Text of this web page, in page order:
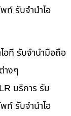
ท์ รับจำนำไอ
อที รับจำนำมือถือ
างๆ
บริการ รับ
ท์ รับจำนำไอ